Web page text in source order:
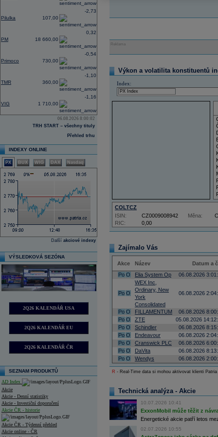
Pilulka 107,00
-2,73
PM 18 660,00
0,32
Primoco 730,00
-0,54
TMR 360,00
-1,10
VIG 1 710,00
-1,16
06.08.2026 8:00:02
TRH START – všechny tituly
Přehled trhu
INDEXY ONLINE
PX BUX WIG DAX Nasdaq
Další akciové indexy
VÝSLEDKOVÁ SEZÓNA
2Q26 KALENDÁŘ USA
2Q26 KALENDÁŘ EU
2Q26 KALENDÁŘ ČR
SEZNAM PRODUKTŮ
AD Index
Akcie
Akcie - Denní statistiky
Akcie - Investiční doporučení
Akcie ČR - historie
Akcie ČR - Týdenní přehled
Akcie online - ČR
Reklama
Výkon a volatilita konstituentů
Index:
COLTCZ
RIC: 0,00
ISIN: CZ0009008942 Měna:
Zajímalo Vás
Akce Název
Datum a
Po O Elia System Op 06.08.2026
Po O
WEX Inc,
Ordinary, New
York
Consolidated
06.08.2026
Po O FILLAMENTUM
06.08.2026
Po O ZTE
05.08.2026
Po O Schindler
06.08.2026
Po O Endeavour
06.08.2026
Po O Cranswick PLC
06.08.2026
Po O DaVita
06.08.2026
Po O Wendys 06.08.2026
R - Real-Time data si mohou aktivovat klienti
Technická analýza - Akcie
10.07.2026 10:41
ExxonMobil může těžit z
Energetické akcie patří letos
02.07.2026 10:55